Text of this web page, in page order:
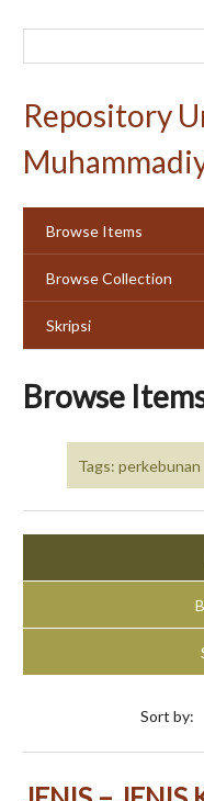
Repository
Browse Items
Browse Collection
Skripsi
Browse
Tags: perkebunan
Sort by: